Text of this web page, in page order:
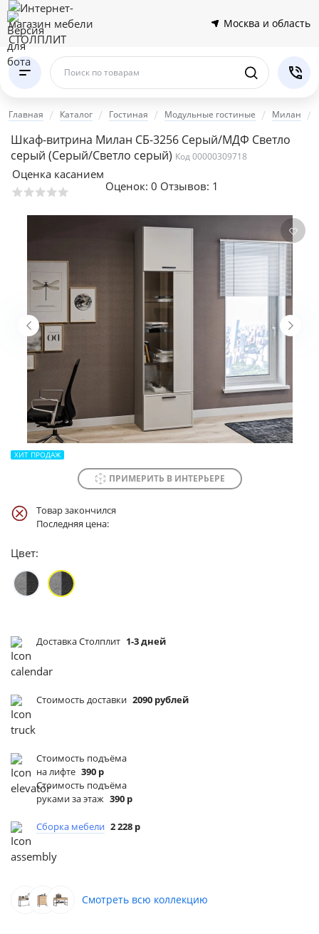
Москва и область
Поиск по товарам
Главная Каталог Гостиная Модульные гостиные Милан
Шкаф-витрина Милан СБ-3256 Серый/МДФ Светло
серый (Серый/Светло серый) Код 00000309718
Оценка касанием
Оценок: 0 Отзывов: 1
ХИТ ПРОДАЖ
ПРИМЕРИТЬ В ИНТЕРЬЕРЕ
Товар закончился
Последняя цена:
Цвет:
Доставка Столплит 1-3 дней
Стоимость доставки 2090 рублей
Стоимость подъёма
на лифте 390 р
Стоимость подъёма
руками за этаж 390 р
Сборка мебели 2 228 р
Смотреть всю коллекцию